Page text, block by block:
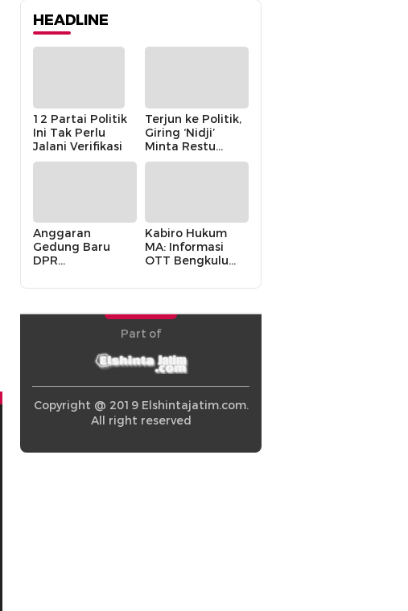
HEADLINE
12 Partai Politik
Ini Tak Perlu
Jalani Verifikasi
Terjun ke Politik,
Giring ‘Nidji’
Minta Restu
Keluarga
Anggaran
Gedung Baru
DPR
Cair karena
Budi” Pemerintah
Kabiro Hukum
MA: Informasi
OTT Bengkulu
Internal MA
Part of
Copyright @ 2019 Elshintajatim.com.
All right reserved